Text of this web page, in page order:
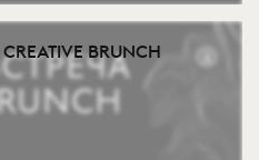
BRUNCH